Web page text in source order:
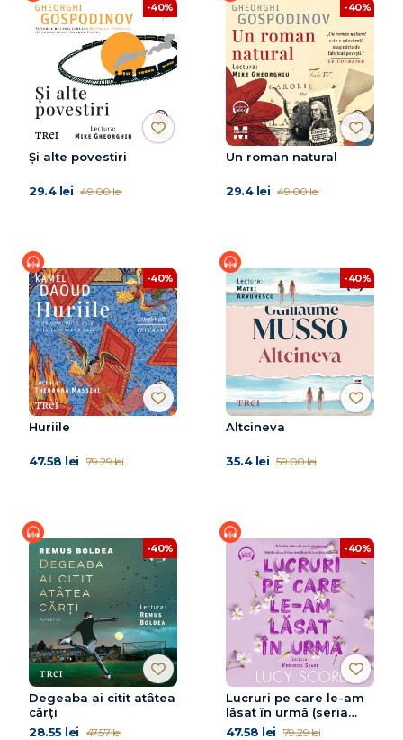
-40%
Și alte povestiri
29.4 lei 49.00 lei
-40%
Un roman natural
29.4 lei 49.00 lei
-40%
Huriile
47.58 lei 79.29 lei
-40%
Altcineva
35.4 lei 59.00 lei
-40%
Degeaba ai citit atâtea
cărți
28.55 lei 47.57 lei
-40%
Lucruri pe care le-am
lăsat în urmă (seria
Knockemout, vol. 3)
47.58 lei 79.29 lei